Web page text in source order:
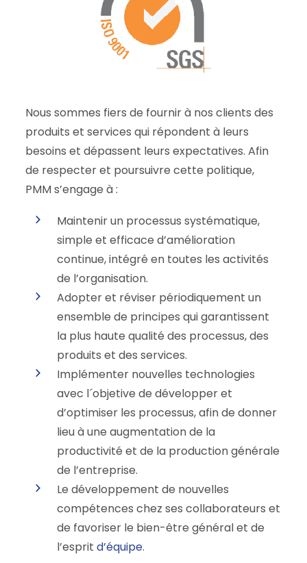
Nous sommes fiers de fournir à nos clients des
produits et services qui répondent à leurs
besoins et dépassent leurs expectatives. Afin
de respecter et poursuivre cette politique,
PMM s’engage à :
Maintenir un processus systématique,
simple et efficace d’amélioration
continue, intégré en toutes les activités
de l’organisation.
Adopter et réviser périodiquement un
ensemble de principes qui garantissent
la plus haute qualité des processus, des
produits et des services.
Implémenter nouvelles technologies
avec l´objetive de développer et
d’optimiser les processus, afin de donner
lieu à une augmentation de la
productivité et de la production générale
de l’entreprise.
Le développement de nouvelles
compétences chez ses collaborateurs et
de favoriser le bien-être général et de
l’espritd’équipe.